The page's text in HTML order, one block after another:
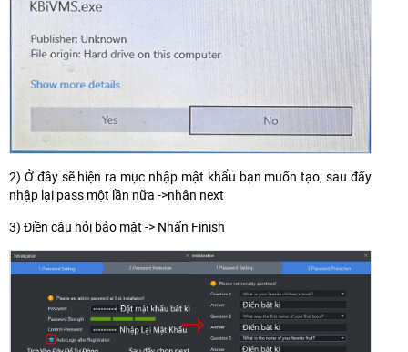
2) Ở đây sẽ hiện ra mục nhập mật khẩu bạn muốn tạo, sau đấy
nhập lại pass một lần nữa ->nhân next
3) Điền câu hỏi bảo mật -> Nhấn Finish